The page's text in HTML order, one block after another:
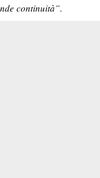
continuità”.